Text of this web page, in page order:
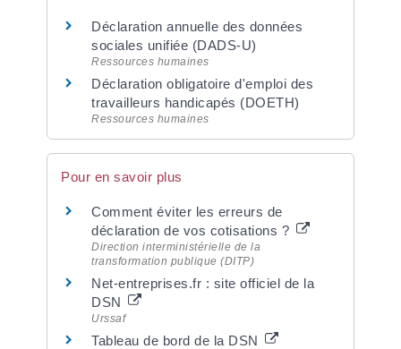
Déclaration annuelle des données
sociales unifiée (DADS-U)
Ressources humaines
Déclaration obligatoire d'emploi des
travailleurs handicapés (DOETH)
Ressources humaines
Pour en savoir plus
Comment éviter les erreurs de
déclaration de vos cotisations ?
Direction interministérielle de la
transformation publique (DITP)
Net-entreprises.fr : site officiel de la
DSN
Urssaf
Tableau de bord de la DSN